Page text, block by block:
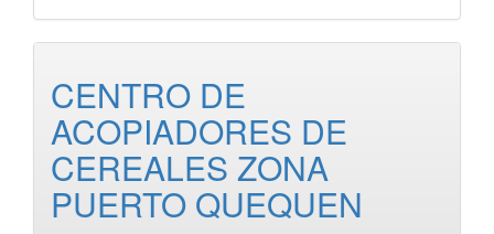
CENTRO DE
ACOPIADORES DE
CEREALES ZONA
PUERTO QUEQUEN